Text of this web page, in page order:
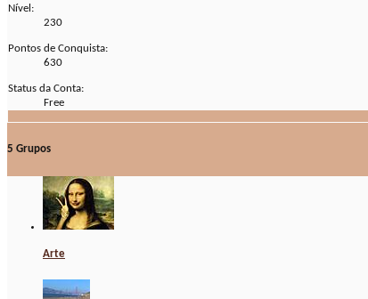
Nível:
230
Pontos de Conquista:
630
Status da Conta:
Free
5 Grupos
Arte